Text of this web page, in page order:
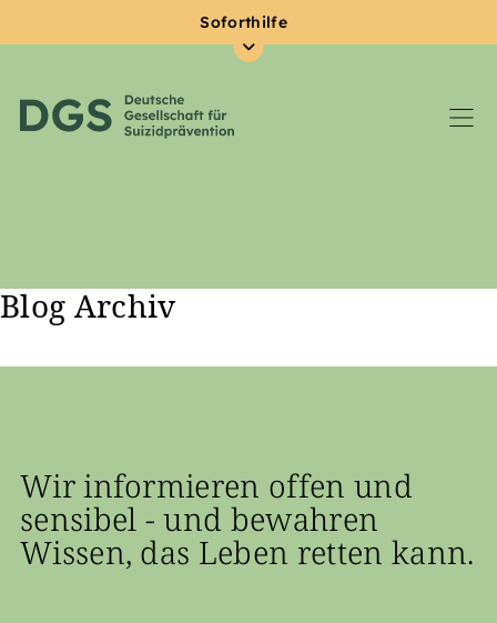
Zum Hauptinhalt springen
Soforthilfe
Blog Archiv
Wir informieren offen und
sensibel - und bewahren
Wissen, das Leben retten kann.